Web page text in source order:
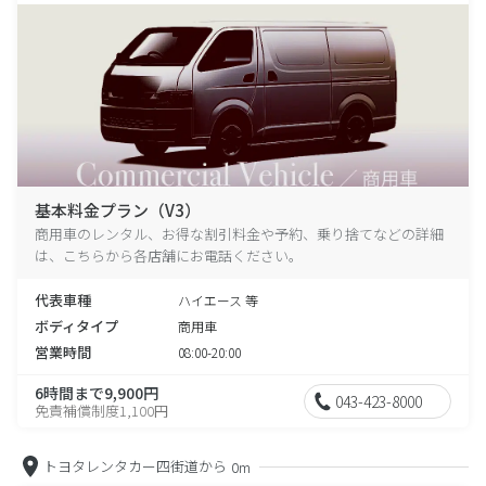
基本料金プラン（V3）
商用車のレンタル、お得な割引料金や予約、乗り捨てなどの詳細
は、こちらから各店舗にお電話ください。
代表車種 ハイエース 等
ボディタイプ 商用車
営業時間 08:00-20:00
6時間まで9,900円
免責補償制度1,100円 043-423-8000
トヨタレンタカー四街道から 0m